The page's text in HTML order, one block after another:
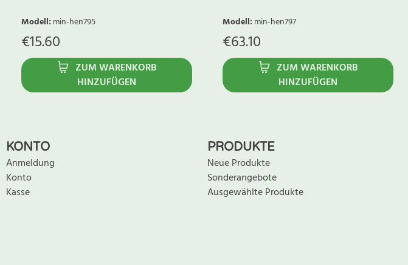
Modell: min-hen795
€15.60
ZUM WARENKORB
HINZUFÜGEN
Modell: min-hen797
€63.10
ZUM WARENKORB
HINZUFÜGEN
KONTO
Anmeldung
Konto
Kasse
PRODUKTE
Neue Produkte
Sonderangebote
Ausgewählte Produkte